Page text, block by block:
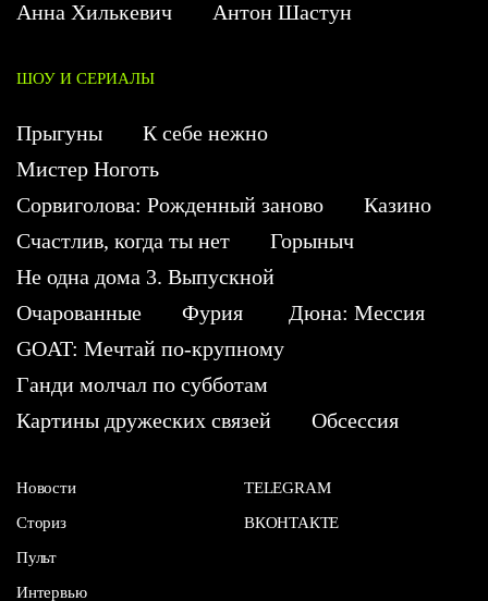
Анна Хилькевич
Антон Шастун
ШОУ И СЕРИАЛЫ
Прыгуны
К себе нежно
Мистер Ноготь
Сорвиголова: Рожденный заново
Казино
Счастлив, когда ты нет
Горыныч
Не одна дома 3. Выпускной
Очарованные
Фурия
Дюна: Мессия
GOAT: Мечтай по-крупному
Ганди молчал по субботам
Картины дружеских связей
Обсессия
Новости
Сториз
Пульт
Интервью
TELEGRAM
ВКОНТАКТЕ